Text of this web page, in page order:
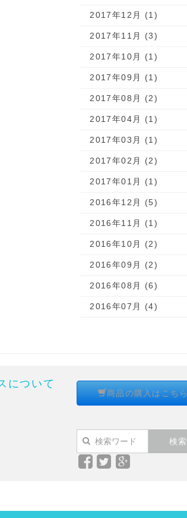
2017年12月 (1)
2017年11月 (3)
2017年10月 (1)
2017年09月 (1)
2017年08月 (2)
2017年04月 (1)
2017年03月 (1)
2017年02月 (2)
2017年01月 (1)
2016年12月 (5)
2016年11月 (1)
2016年10月 (2)
2016年09月 (2)
2016年08月 (6)
2016年07月 (4)
について
商品の購入はこちら
Facebook
Twitter